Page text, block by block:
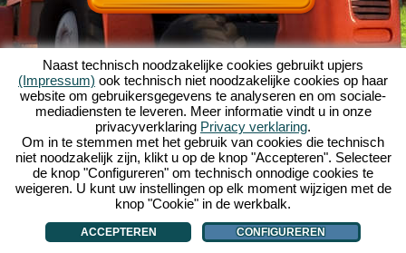
Over My Free Farm|Het verhaal van dit browserspel|De mogelijkheden
AGV|Impressum|Privacybeleid|Regels| Forum|Support|
My Free Farm 2 App |Google Play|App Store|
Browsergames - Upjers.com| Cookies beheren
Naast technisch noodzakelijke cookies gebruikt upjers
(Impressum) ook technisch niet noodzakelijke cookies op haar
website om gebruikersgegevens te analyseren en om sociale-
mediadiensten te leveren. Meer informatie vindt u in onze
privacyverklaring Privacy verklaring.
Om in te stemmen met het gebruik van cookies die technisch
niet noodzakelijk zijn, klikt u op de knop "Accepteren". Selecteer
de knop "Configureren" om technisch onnodige cookies te
weigeren. U kunt uw instellingen op elk moment wijzigen met de
knop "Cookie" in de werkbalk.
ACCEPTEREN CONFIGUREREN